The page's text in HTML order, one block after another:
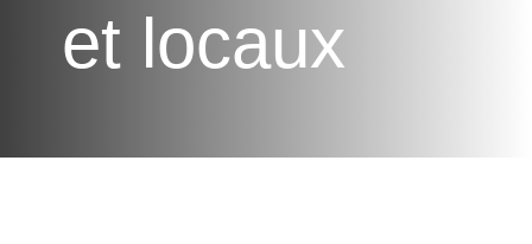
et locaux